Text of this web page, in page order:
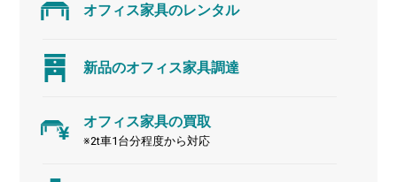
オフィス家具のレンタル
新品のオフィス家具調達
オフィス家具の買取
※2t車1台分程度から対応